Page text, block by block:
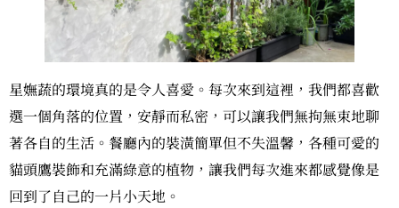
星嫵蔬的環境真的是令人喜愛。每次來到這裡，我們都喜歡
選一個角落的位置，安靜而私密，可以讓我們無拘無束地聊
著各自的生活。餐廳內的裝潢簡單但不失溫馨，各種可愛的
貓頭鷹裝飾和充滿綠意的植物，讓我們每次進來都感覺像是
回到了自己的一片小天地。